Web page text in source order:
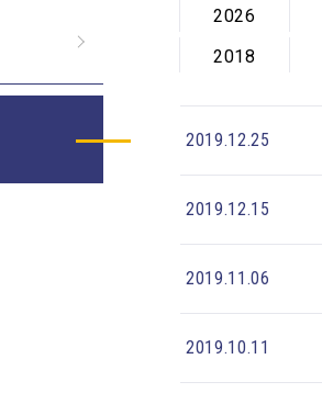
2026
2018
2019.12.25
2019.12.15
2019.11.06
2019.10.11